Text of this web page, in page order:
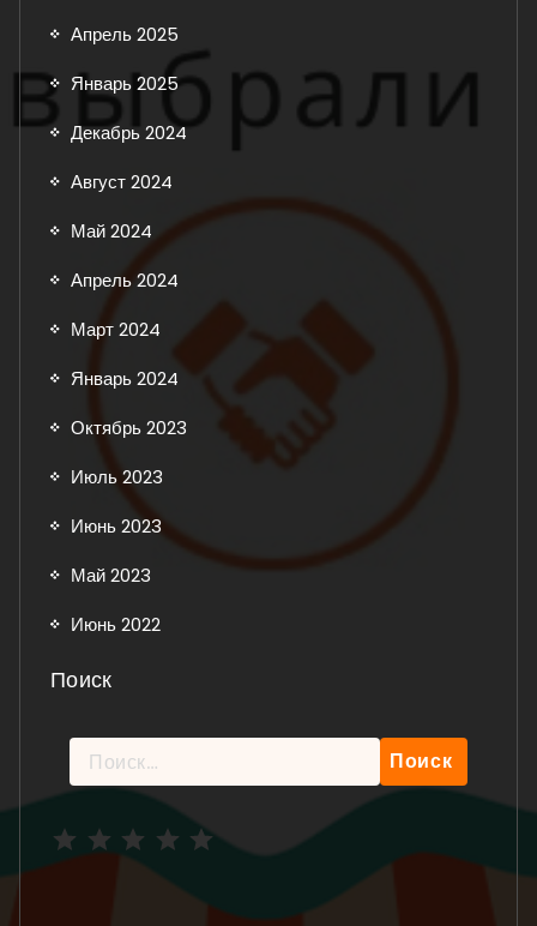
Апрель 2025
Январь 2025
Декабрь 2024
Август 2024
Май 2024
Апрель 2024
Март 2024
Январь 2024
Октябрь 2023
Июль 2023
Июнь 2023
Май 2023
Июнь 2022
Поиск
Найти: